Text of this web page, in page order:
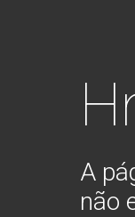
A
não